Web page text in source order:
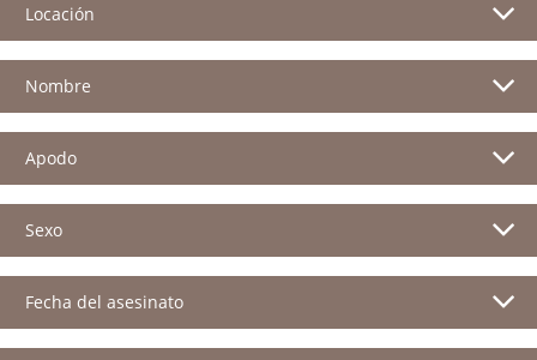
Locación
Nombre
Apodo
Sexo
Fecha del asesinato